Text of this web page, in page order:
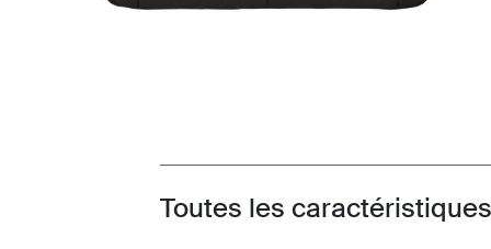
Toggle features
Toutes les caractéristiques